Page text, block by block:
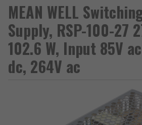
MEAN WELL
Supply, RSP-100-27
102.6 W, Input 85V
dc, 264V ac